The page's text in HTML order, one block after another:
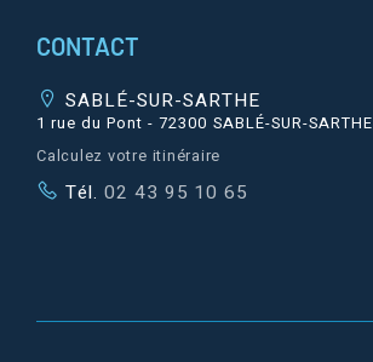
CONTACT
SABLÉ-SUR-SARTHE
1 rue du Pont - 72300 SABLÉ-SUR-SARTHE
Calculez votre itinéraire
Tél. 02 43 95 10 65